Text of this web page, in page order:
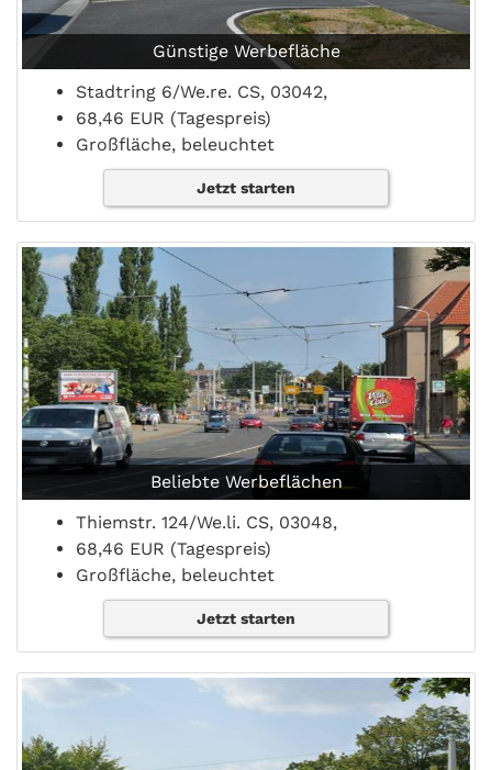
Günstige Werbefläche
Stadtring 6/We.re. CS, 03042,
68,46 EUR (Tagespreis)
Großfläche, beleuchtet
Jetzt starten
Beliebte Werbeflächen
Thiemstr. 124/We.li. CS, 03048,
68,46 EUR (Tagespreis)
Großfläche, beleuchtet
Jetzt starten